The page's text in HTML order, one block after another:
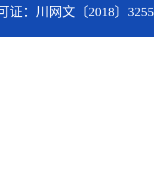
证：川网文〔2018〕